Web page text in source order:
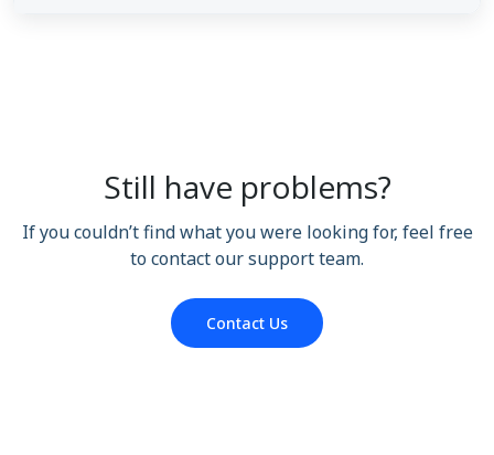
Still have problems?
If you couldn’t find what you were looking for, feel free
to contact our support team.